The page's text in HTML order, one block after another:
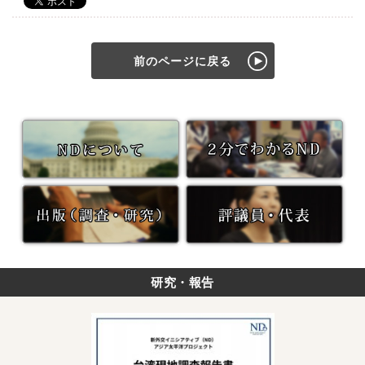
前のページに戻る
研究・報告